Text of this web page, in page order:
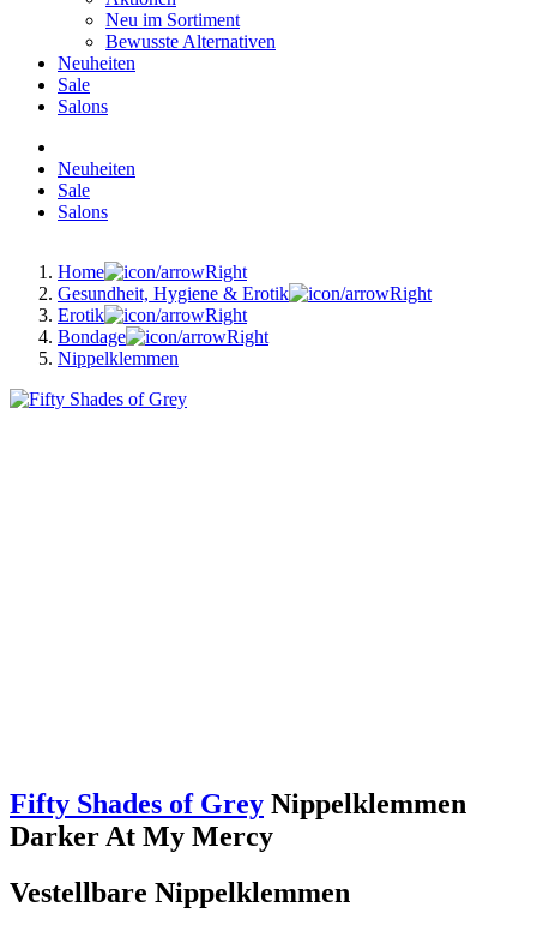
Neu im Sortiment
Bewusste Alternativen
Neuheiten
Sale
Salons
Neuheiten
Sale
Salons
Home
Gesundheit, Hygiene & Erotik
Erotik
Bondage
Nippelklemmen
Fifty Shades of Grey Nippelklemmen
Darker At My Mercy
Vestellbare Nippelklemmen